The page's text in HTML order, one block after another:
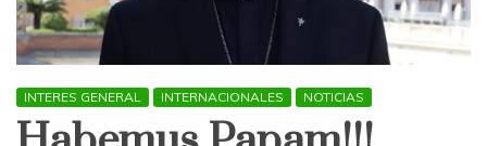
INTERES GENERAL INTERNACIONALES NOTICIAS